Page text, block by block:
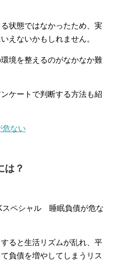
状態ではなかったため、実
えないかもしれません。
境を整えるのがなかなか難
ケートで判断する方法も紹
ない
は？
スペシャル 睡眠負債が危な
ると生活リズムが乱れ、平
負債を増やしてしまうリス